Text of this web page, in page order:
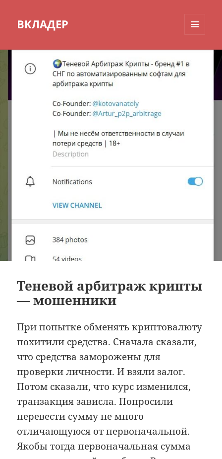
ВКЛАДЕР
Теневой арбитраж крипты
— мошенники
При попытке обменять криптовалюту
похитили средства. Сначала сказали,
что средства заморожены для
проверки личности. И взяли залог.
Потом сказали, что курс изменился,
транзакция зависла. Попросили
перевести сумму не много
отличающуюся от первоначальной.
Якобы тогда первоначальная сумма